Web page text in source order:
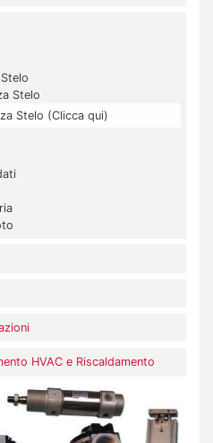
Stelo
Stelo (Clicca qui)
HVAC e Riscaldamento